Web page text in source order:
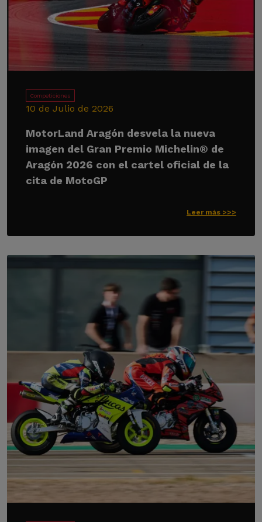
Competiciones
10 de Julio de 2026
MotorLand Aragón desvela la nueva
imagen del Gran Premio Michelin® de
Aragón 2026 con el cartel oficial de la
cita de MotoGP
Leer más >>>